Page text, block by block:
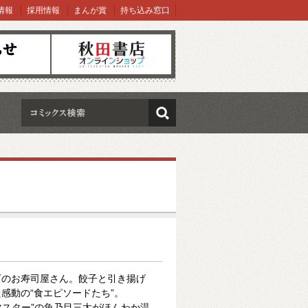
オンラインショップ
報 採用情報 まんが賞 持ち込み窓口
検索
お寿司屋さん。餃子と引き揚げ
動の“食エピソードたち”。